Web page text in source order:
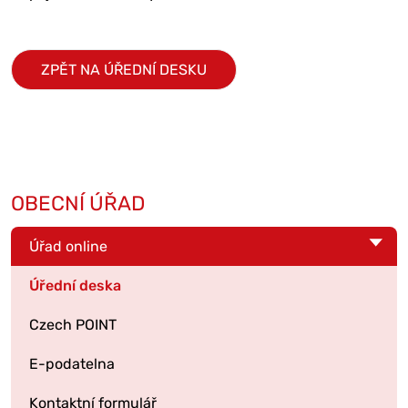
ZPĚT NA ÚŘEDNÍ DESKU
OBECNÍ ÚŘAD
Úřad online
Úřední deska
Czech POINT
E-podatelna
Kontaktní formulář